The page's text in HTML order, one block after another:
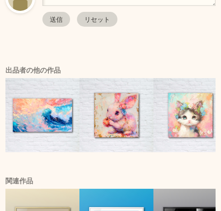
出品者の他の作品
関連作品